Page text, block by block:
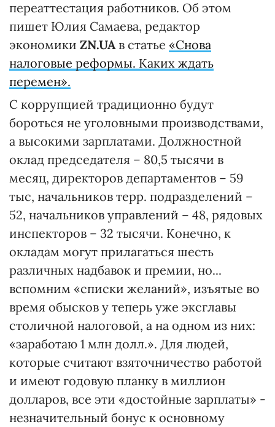
переаттестация работников. Об этом
пишет Юлия Самаева, редактор
экономики ZN.UAв статье «Снова
налоговые реформы. Каких ждать
перемен».
С коррупцией традиционно будут
бороться не уголовными производствами,
а высокими зарплатами. Должностной
оклад председателя – 80,5 тысячи в
месяц, директоров департаментов – 59
тыс, начальников терр. подразделений –
52, начальников управлений – 48, рядовых
инспекторов – 32 тысячи. Конечно, к
окладам могут прилагаться шесть
различных надбавок и премии, но...
вспомним «списки желаний», изъятые во
время обысков у теперь уже эксглавы
столичной налоговой, а на одном из них:
«заработаю 1 млн долл.». Для людей,
которые считают взяточничество работой
и имеют годовую планку в миллион
долларов, все эти «достойные зарплаты» -
незначительный бонус к основному